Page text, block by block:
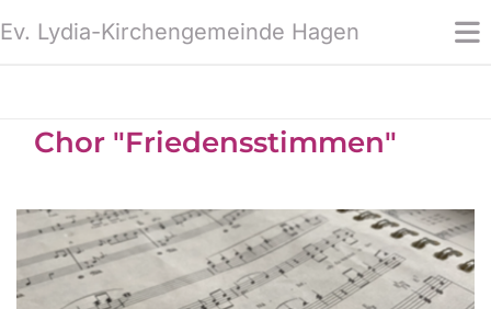
Ev. Lydia-Kirchengemeinde Hagen
Chor "Friedensstimmen"